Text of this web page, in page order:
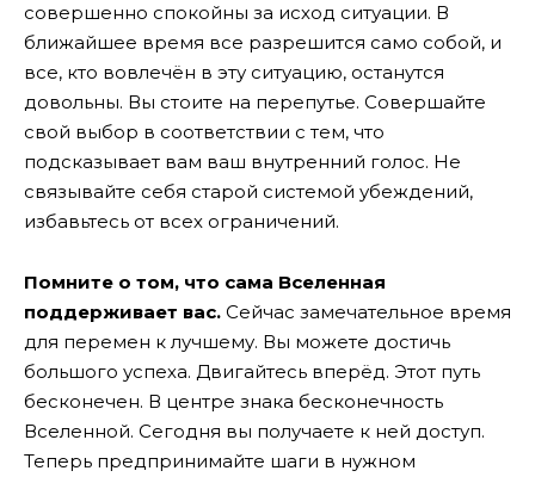
совершенно спокойны за исход ситуации. В
ближайшее время все разрешится само собой, и
все, кто вовлечён в эту ситуацию, останутся
довольны. Вы стоите на перепутье. Совершайте
свой выбор в соответствии с тем, что
подсказывает вам ваш внутренний голос. Не
связывайте себя старой системой убеждений,
избавьтесь от всех ограничений.
Помните о том, что сама Вселенная
поддерживает вас. Сейчас замечательное время
для перемен к лучшему. Вы можете достичь
большого успеха. Двигайтесь вперёд. Этот путь
бесконечен. В центре знака бесконечность
Вселенной. Сегодня вы получаете к ней доступ.
Теперь предпринимайте шаги в нужном